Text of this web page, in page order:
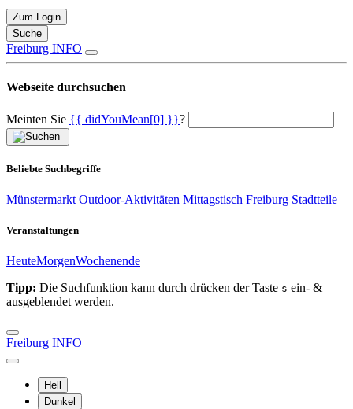
Zum Login
Suche
Freiburg INFO
Webseite durchsuchen
Meinten Sie {{ didYouMean[0] }}?
Beliebte Suchbegriffe
Münstermarkt Outdoor-Aktivitäten Mittagstisch Freiburg Stadtteile
Veranstaltungen
HeuteMorgenWochenende
Tipp: Die Suchfunktion kann durch drücken der Taste s ein- &
ausgeblendet werden.
Freiburg INFO
Hell
Dunkel